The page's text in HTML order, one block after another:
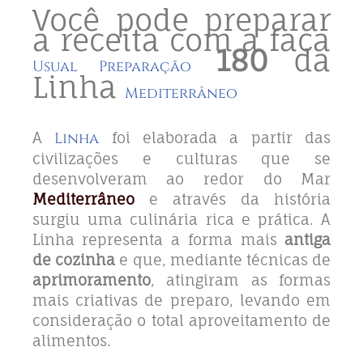
Você pode preparar
a receita com a faca
Usual Preparação180da
Linha Mediterrâneo
A Linha
foi elaborada a partir das
civilizações e culturas que se
desenvolveram ao redor do Mar
Mediterrâneoe através da história
surgiu uma culinária rica e prática. A
Linha representa a forma mais antiga
de cozinhae que, mediante técnicas de
aprimoramento, atingiram as formas
mais criativas de preparo, levando em
consideração o total aproveitamento de
alimentos.